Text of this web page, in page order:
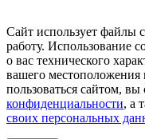
Сайт использует файлы
работу. Использование
о вас технического
вашего
пользоваться сайтом, вы
конфиденциальности, а
своих персональных